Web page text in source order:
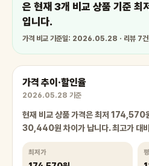
은 현재 3개 비교 상품 기준
입니다.
가격 비교 기준일: 2026.05.28 · 리뷰 7
가격 추이·할인율
2026.05.28 기준
현재 비교 상품 가격은 최저
30,440원 차이가 납니다. 최고가 대
최저가